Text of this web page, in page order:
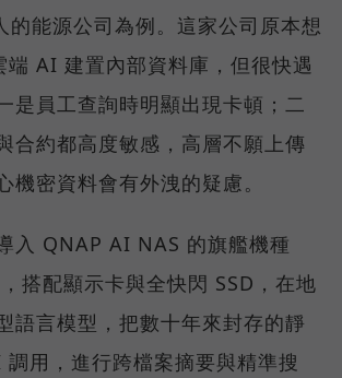
的能源公司為例。這家公司原本想
端 AI 建置內部資料庫，但很快遇
是員工查詢時明顯出現卡頓；二
合約都高度敏感，高層不願上傳
機密資料會有外洩的疑慮。
入 QNAP AI NAS 的旗艦機種
搭配顯示卡與全快閃 SSD，在地
語言模型，把數十年來封存的靜
用，進行跨檔案摘要與精準搜